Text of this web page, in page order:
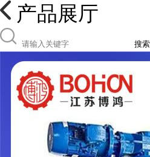
产品展厅
搜索